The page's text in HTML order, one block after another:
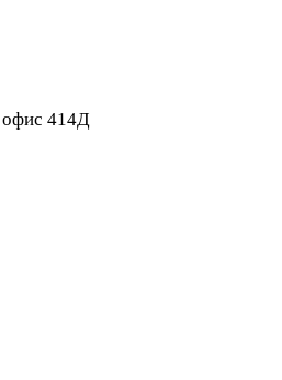
офис 414Д